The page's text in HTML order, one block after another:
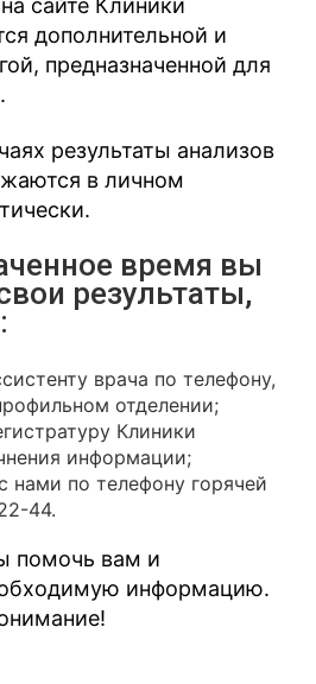
сайте Клиники
дополнительной и
предназначенной для
результаты анализов
в личном
время вы
результаты,
врача по телефону,
отделении;
Клиники
информации;
нами по телефону горячей
44.
помочь вам и
информацию.